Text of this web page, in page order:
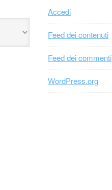
Accedi
Feed dei contenuti
Feed dei commenti
WordPress.org